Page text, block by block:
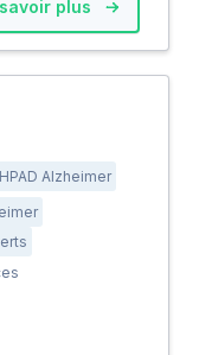
plus
Alzheimer